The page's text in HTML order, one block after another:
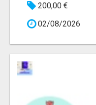
200,00 €
02/08/2026